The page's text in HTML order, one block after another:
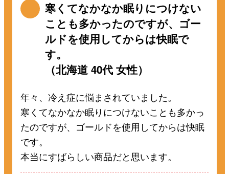
寒くてなかなか眠りにつけない
ことも多かったのですが、ゴー
ルドを使用してからは快眠で
す。
（北海道 40代 女性）
年々、冷え症に悩まされていました。
寒くてなかなか眠りにつけないことも多かっ
たのですが、ゴールドを使用してからは快眠
です。
本当にすばらしい商品だと思います。